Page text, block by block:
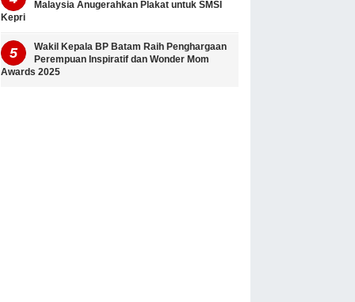
Malaysia Anugerahkan Plakat untuk SMSI
Kepri
Wakil Kepala BP Batam Raih Penghargaan
Perempuan Inspiratif dan Wonder Mom
Awards 2025